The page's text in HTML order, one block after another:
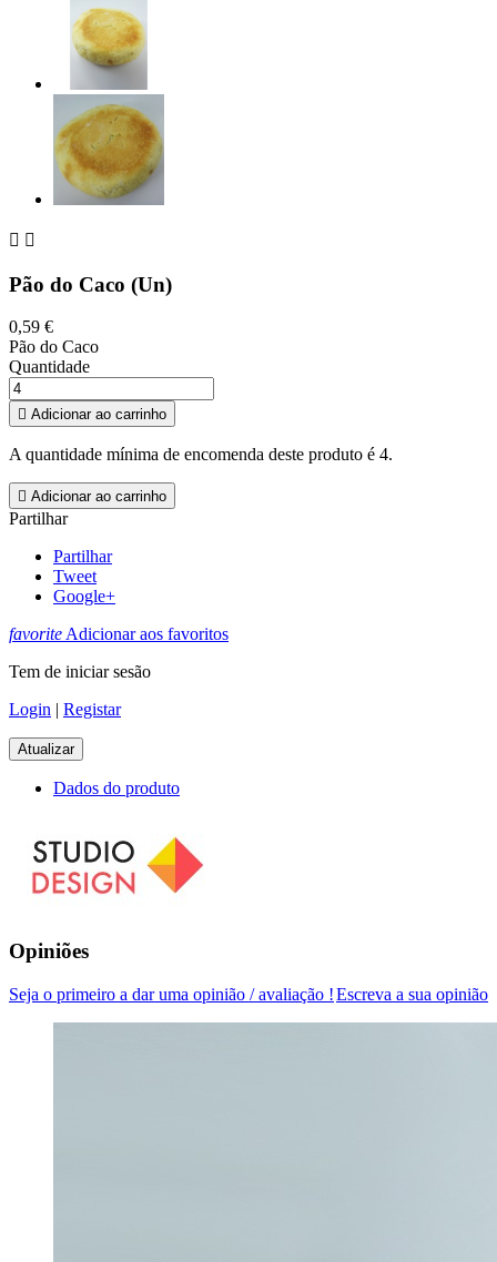
 
Pão do Caco (Un)
0,59 €
Pão do Caco
Quantidade
 Adicionar ao carrinho
A quantidade mínima de encomenda deste produto é 4.
 Adicionar ao carrinho
Partilhar
Partilhar
Tweet
Google+
favoriteAdicionar aos favoritos
Tem de iniciar sesão
Login | Registar
Dados do produto
Opiniões
Escreva a sua opinião
Seja o primeiro a dar uma opinião / avaliação !